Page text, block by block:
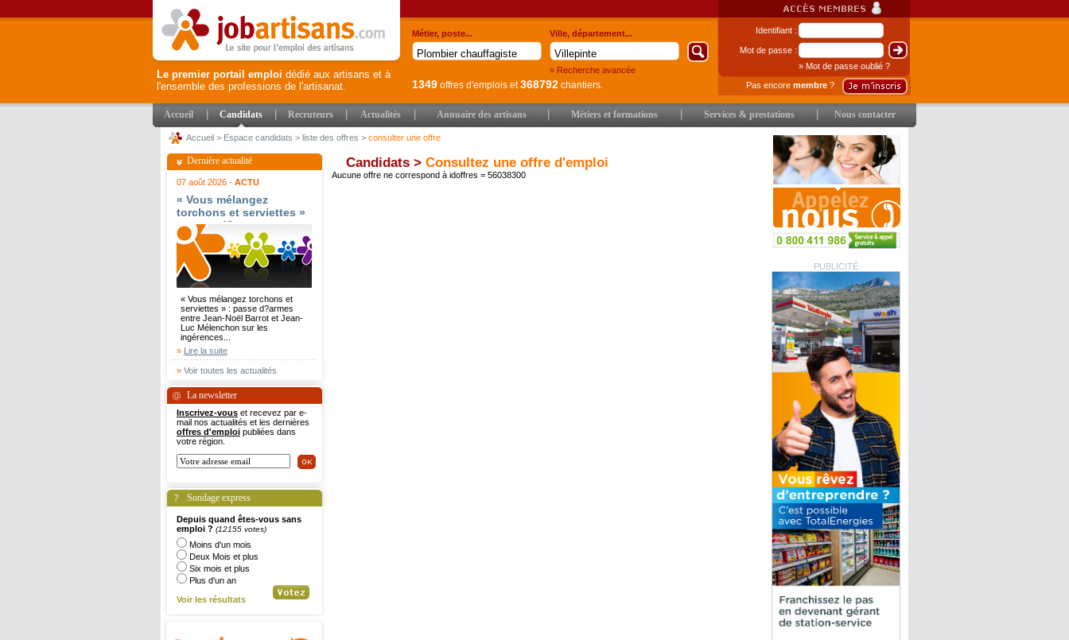
Le premier portail emploi dédié aux artisans et à
l'ensemble des professions de l'artisanat.
Identifiant :
Mot de passe :
» Mot de passe oublié ?
Pas encore membre ?
Métier, poste... Ville, département...
» Recherche avancée
1349 offres d'emplois et368792 chantiers.
Accueil Candidats Recruteurs Actualités Annuaire des artisans Métiers et formations Services & prestations Nous contacter
Accueil > Espace candidats > liste des offres > consulter une offre
PUBLICITÉ
Dernière actualité
07 août 2026 - ACTU
« Vous mélangez
torchons et serviettes »
: passe d?armes entre
Jean-Noël Barrot et
Jean-Luc Mélenchon sur
les ingérences
étrangères - Le Parisien
« Vous mélangez torchons et
serviettes » : passe d?armes
entre Jean-Noël Barrot et Jean-
Luc Mélenchon sur les
ingérences...
» Lire la suite
» Voir toutes les actualités
La newsletter
Inscrivez-vous et recevez par e-
mail nos actualités et les dernières
offres d'emploi publiées dans
votre région.
Sondage express
Depuis quand êtes-vous sans
emploi ? (12155 votes)
Moins d'un mois
Deux Mois et plus
Six mois et plus
Plus d'un an
Voir les résultats
Candidats > Consultez une offre d'emploi
Aucune offre ne correspond à idoffres = 56038300